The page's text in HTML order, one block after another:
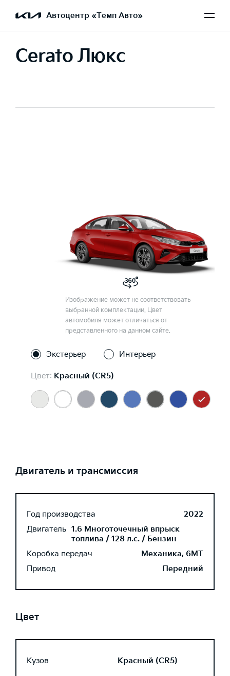
Автоцентр «Темп Авто»
Cerato Люкс
Изображение может не соответствовать
выбранной комплектации. Цвет
автомобиля может отличаться от
представленного на данном сайте.
Экстерьер Интерьер
Цвет: Красный (CR5)
Двигатель и трансмиссия
Год производства
2022
Двигатель 1.6 Многоточечный впрыск
топлива / 128 л.с. / Бензин
Коробка передач
Механика, 6MT
Привод
Передний
Цвет
Кузов Красный (CR5)